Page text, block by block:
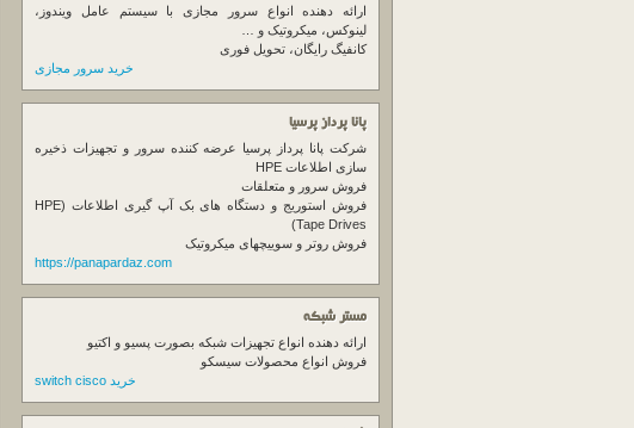
ارائه دهنده انواع سرور مجازی با سیستم عامل ویندوز،
لینوکس، میکروتیک و …
کانفیگ رایگان، تحویل فوری
خرید سرور مجازی
پانا پرداز پرسیا
شرکت پانا پرداز پرسیا عرضه کننده سرور و تجهیزات ذخیره
سازی اطلاعات HPE
فروش سرور و متعلقات
فروش استوریج و دستگاه های بک آپ گیری اطلاعات (HPE
Tape Drives)
فروش روتر و سوییچهای میکروتیک
https://panapardaz.com
مستر شبکه
ارائه دهنده انواع تجهیزات شبکه بصورت پسیو و اکتیو
فروش انواع محصولات سیسکو
خرید switch cisco